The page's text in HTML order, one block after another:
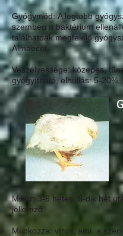
Gyógymód: A legtöbb
szemben a baktérium
találhatóak megfelelő
Almaecet.
Veszélyessége: közepes,
gyógyítható, elhullás: 5-20%
Mikor: 3-6 hetes, 8-dik hét
jellemző
Mi okozza: vírus, ami a